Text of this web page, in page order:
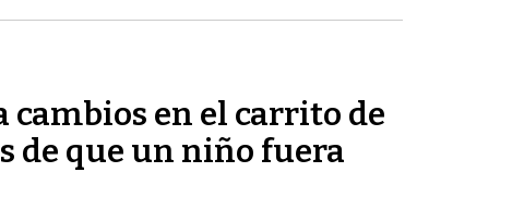
en el carrito de
de que un niño fuera